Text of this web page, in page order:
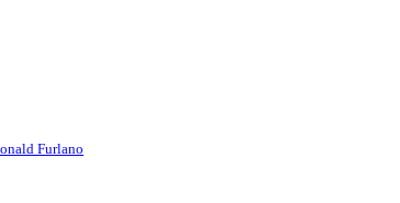
Furlano